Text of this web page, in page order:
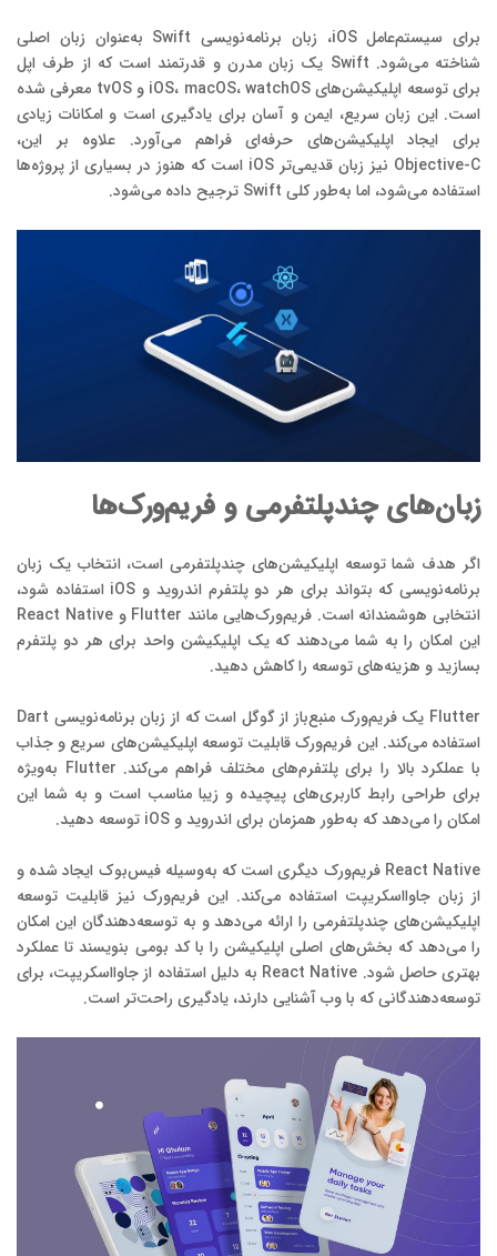
برای سیستم‌عامل iOS، زبان برنامه‌نویسی Swift به‌عنوان زبان اصلی
شناخته می‌شود. Swift یک زبان مدرن و قدرتمند است که از طرف اپل
برای توسعه اپلیکیشن‌های iOS، macOS، watchOS و tvOS معرفی شده
است. این زبان سریع، ایمن و آسان برای یادگیری است و امکانات زیادی
برای ایجاد اپلیکیشن‌های حرفه‌ای فراهم می‌آورد. علاوه بر این،
Objective-C نیز زبان قدیمی‌تر iOS است که هنوز در بسیاری از پروژه‌ها
استفاده می‌شود، اما به‌طور کلی Swift ترجیح داده می‌شود.
زبان‌های چندپلتفرمی و فریم‌ورک‌ها
اگر هدف شما توسعه اپلیکیشن‌های چندپلتفرمی است، انتخاب یک زبان
برنامه‌نویسی که بتواند برای هر دو پلتفرم اندروید و iOS استفاده شود،
انتخابی هوشمندانه است. فریم‌ورک‌هایی مانند Flutter و React Native
این امکان را به شما می‌دهند که یک اپلیکیشن واحد برای هر دو پلتفرم
بسازید و هزینه‌های توسعه را کاهش دهید.
Flutter یک فریم‌ورک منبع‌باز از گوگل است که از زبان برنامه‌نویسی Dart
استفاده می‌کند. این فریم‌ورک قابلیت توسعه اپلیکیشن‌های سریع و جذاب
با عملکرد بالا را برای پلتفرم‌های مختلف فراهم می‌کند. Flutter به‌ویژه
برای طراحی رابط کاربری‌های پیچیده و زیبا مناسب است و به شما این
امکان را می‌دهد که به‌طور همزمان برای اندروید و iOS توسعه دهید.
React Native فریم‌ورک دیگری است که به‌وسیله فیس‌بوک ایجاد شده و
از زبان جاوااسکریپت استفاده می‌کند. این فریم‌ورک نیز قابلیت توسعه
اپلیکیشن‌های چندپلتفرمی را ارائه می‌دهد و به توسعه‌دهندگان این امکان
را می‌دهد که بخش‌های اصلی اپلیکیشن را با کد بومی بنویسند تا عملکرد
بهتری حاصل شود. React Native به دلیل استفاده از جاوااسکریپت، برای
توسعه‌دهندگانی که با وب آشنایی دارند، یادگیری راحت‌تر است.